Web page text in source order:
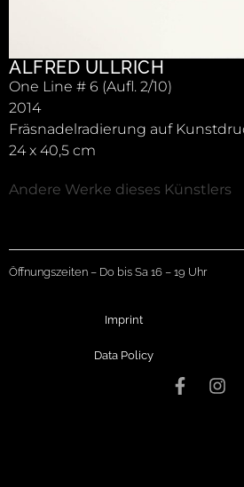
ALFRED ULLRICH
One Line # 6 (Aufl. 2/10)
2014
Fräsnadelradierung auf
24 x 40,5 cm
Andere Werke dieses Künstlers
Öffnungszeiten – Do bis Sa 16 – 19 Uhr
Imprint
Data Policy